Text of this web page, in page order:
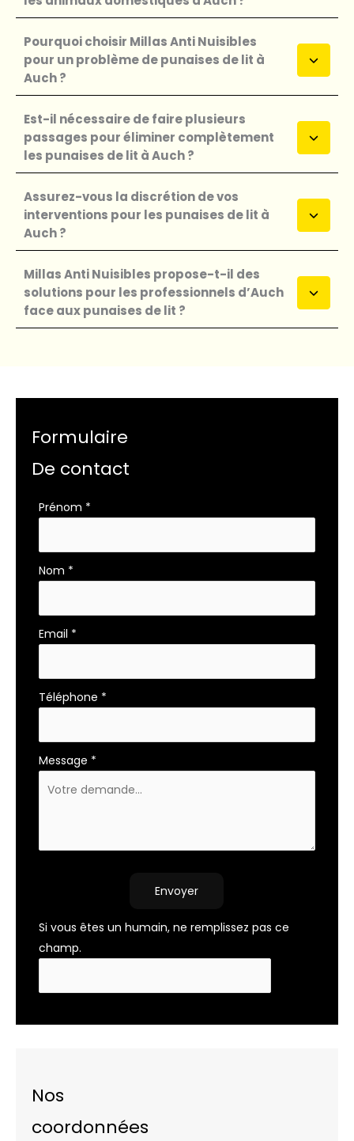
Pourquoi choisir Millas Anti Nuisibles
pour un problème de punaises de lit à
Auch ?
Est-il nécessaire de faire plusieurs
passages pour éliminer complètement
les punaises de lit à Auch ?
Assurez-vous la discrétion de vos
interventions pour les punaises de lit à
Auch ?
Millas Anti Nuisibles propose-t-il des
solutions pour les professionnels d’Auch
face aux punaises de lit ?
Formulaire
De contact
Formulaire
téléphone
Prénom *
Nom *
Email *
Téléphone *
Message *
Envoyer
Si vous êtes un humain, ne remplissez pas ce
champ.
Nos
coordonnées